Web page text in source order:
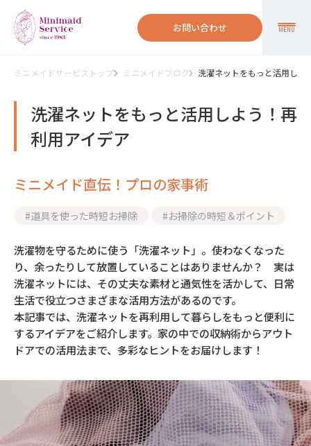
お問い合わせ MENU
ミニメイドサービストップ ミニメイドブログ 洗濯ネットをもっと活用しよ
洗濯ネットをもっと活用しよう！再
利用アイデア
ミニメイド直伝！プロの家事術
#道具を使った時短お掃除 #お掃除の時短＆ポイント
洗濯物を守るために使う「洗濯ネット」。使わなくなった
り、余ったりして放置していることはありませんか？ 実は
洗濯ネットには、その丈夫な素材と通気性を活かして、日常
生活で役立つさまざまな活用方法があるのです。
本記事では、洗濯ネットを再利用して暮らしをもっと便利に
するアイデアをご紹介します。家の中での収納術からアウト
ドアでの活用法まで、多彩なヒントをお届けします！